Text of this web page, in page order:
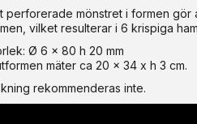
kylskåp.? Staplingsbara &
Multifunktionella –
perforerade mönstret i formen gör
vilket resulterar i 6 krispiga
Ø 6 x 80 h 20 mm
mäter ca 20 x 34 x h 3 cm.
rekommenderas inte.